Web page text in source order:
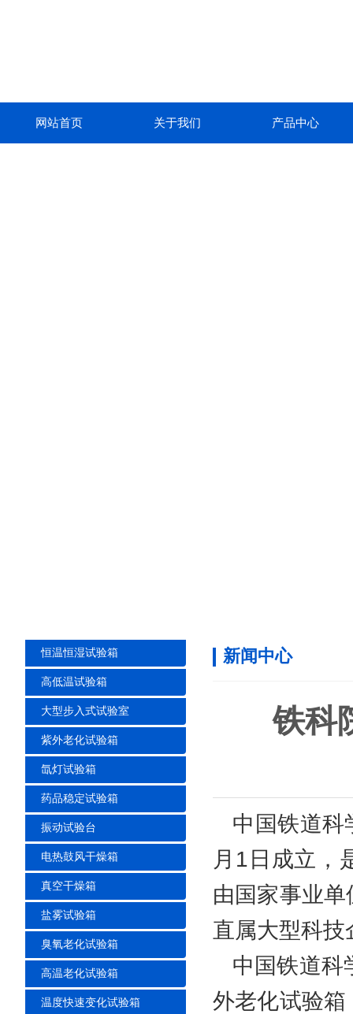
网站首页 关于我们 产品中心
恒温恒湿试验箱
高低温试验箱
大型步入式试验室
紫外老化试验箱
氙灯试验箱
药品稳定试验箱
振动试验台
电热鼓风干燥箱
真空干燥箱
盐雾试验箱
臭氧老化试验箱
高温老化试验箱
温度快速变化试验箱
新闻中心
铁科
中国铁道科
月1日成立，
由国家事业
直属大型科技
中国铁道科
外老化试验